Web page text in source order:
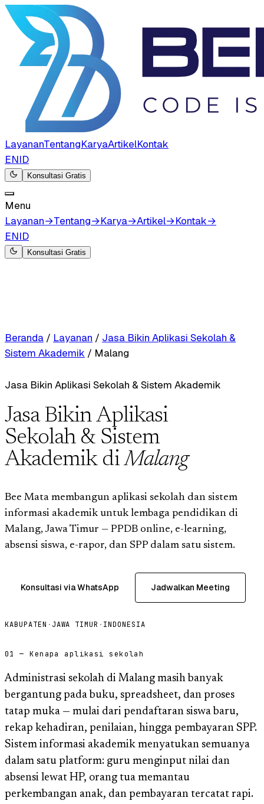
LayananTentangKaryaArtikelKontak
ENID
Konsultasi Gratis
Menu
Layanan→Tentang→Karya→Artikel→Kontak→
ENID
Konsultasi Gratis
Beranda / Layanan / Jasa Bikin Aplikasi Sekolah &
Sistem Akademik / Malang
Jasa Bikin Aplikasi Sekolah & Sistem Akademik
Jasa Bikin Aplikasi
Sekolah & Sistem
Akademik diMalang
Bee Mata membangun aplikasi sekolah dan sistem
informasi akademik untuk lembaga pendidikan di
Malang, Jawa Timur — PPDB online, e-learning,
absensi siswa, e-rapor, dan SPP dalam satu sistem.
Konsultasi via WhatsApp Jadwalkan Meeting
KABUPATEN · JAWA TIMUR · INDONESIA
01 — Kenapa aplikasi sekolah
Administrasi sekolah di Malang masih banyak
bergantung pada buku, spreadsheet, dan proses
tatap muka — mulai dari pendaftaran siswa baru,
rekap kehadiran, penilaian, hingga pembayaran SPP.
Sistem informasi akademik menyatukan semuanya
dalam satu platform: guru menginput nilai dan
absensi lewat HP, orang tua memantau
perkembangan anak, dan pembayaran tercatat rapi.